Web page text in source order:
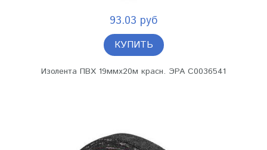
93.03 руб
КУПИТЬ
Изолента ПВХ 19ммх20м красн. ЭРА C0036541